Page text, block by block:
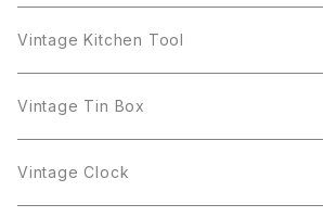
Gerry's
Giovanni
GOLD CROWN
Gerry's
Giovanni
GOLD CROWN
BSK
STAR
STAR
Trifari
Vase
Plate
Figgjo
Spoon
Luminarc
arcoroc
arcopal
Pot
Milk Pot
Spoon
Vintage Kitchen Tool
Vintage Tin Box
Vintage Clock